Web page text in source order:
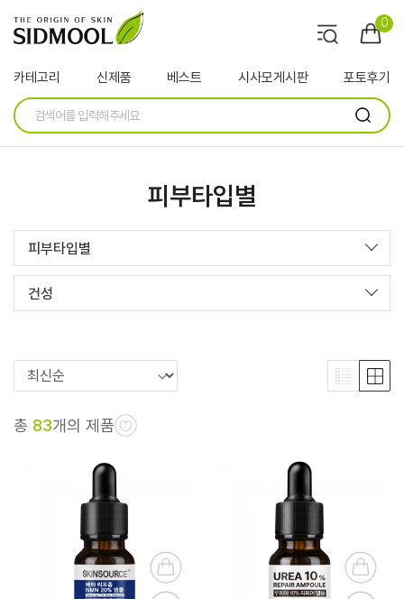
0
카테고리 신제품 베스트 시사모게시판 포토후기
피부타입별
피부타입별
건성
총 83개의 제품